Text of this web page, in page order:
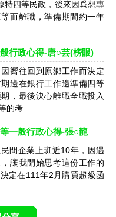
特四等民政，後來因爲想專
而離職，準備期間約一年
行政心得-唐○芸(榜眼)
嚮往回到原鄉工作而決定
邊在銀行工作邊準備四等
，最後決心離職全職投入
的考...
一般行政心得-張○龍
間企業上班近10年，因遇
讓我開始思考這份工作的
定在111年2月購買超級函